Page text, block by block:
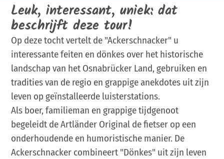
Leuk, interessant, uniek: dat
beschrijft deze tour!
Op deze tocht vertelt de "Ackerschnacker" u
interessante feiten en dönkes over het historische
landschap van het Osnabrücker Land, gebruiken en
tradities van de regio en grappige anekdotes uit zijn
leven op geïnstalleerde luisterstations.
Als boer, familieman en grappige tijdgenoot
begeleidt de Artländer Original de fietser op een
onderhoudende en humoristische manier. De
Ackerschnacker combineert "Dönkes" uit zijn leven